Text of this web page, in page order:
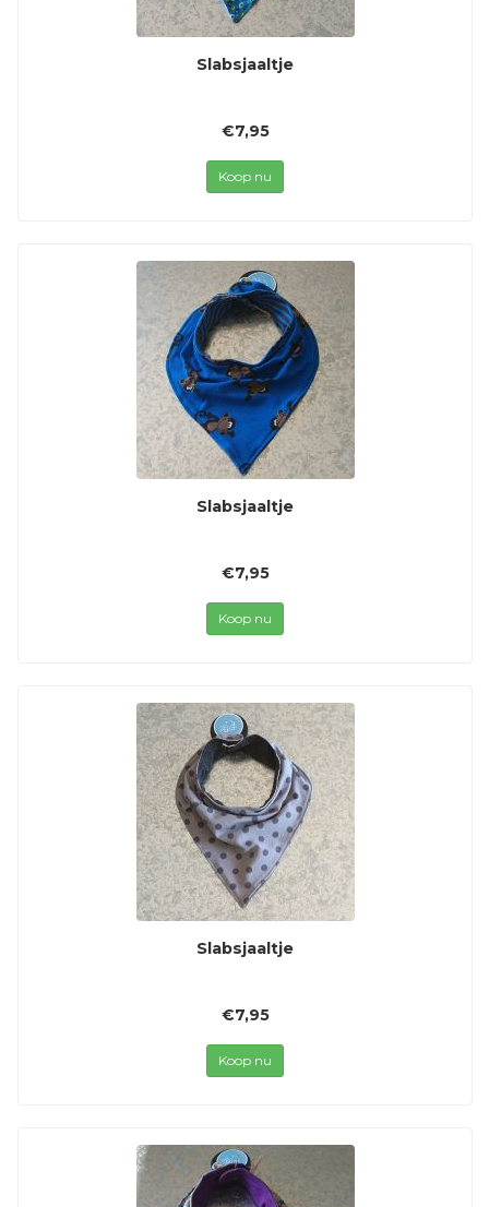
Slabsjaaltje
€7,95
Koop nu
Slabsjaaltje
€7,95
Koop nu
Slabsjaaltje
€7,95
Koop nu